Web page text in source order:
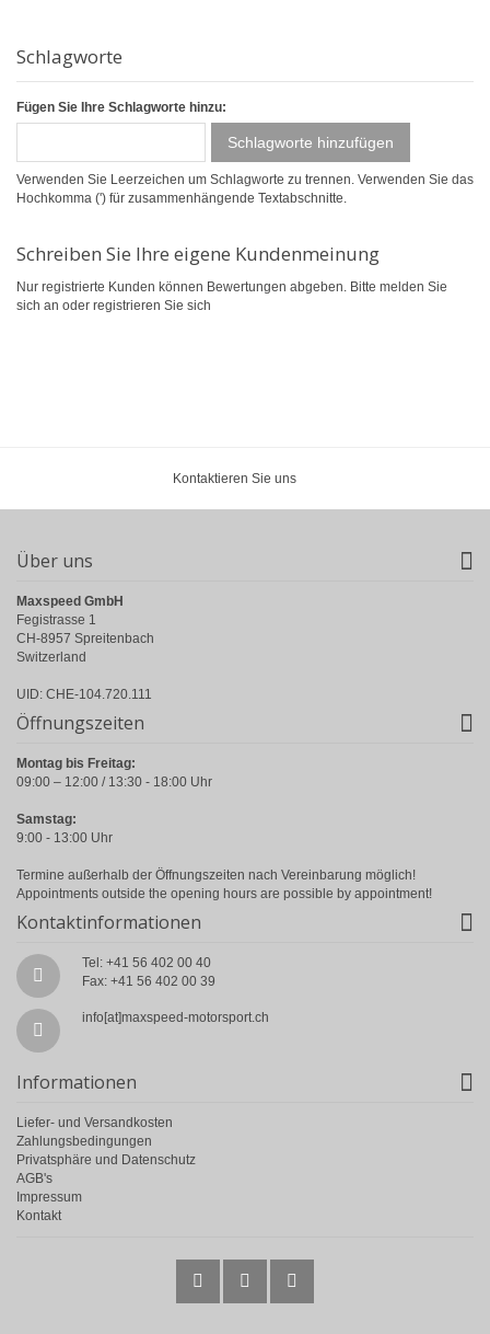
Schlagworte
Fügen Sie Ihre Schlagworte hinzu:
Schlagworte hinzufügen
Verwenden Sie Leerzeichen um Schlagworte zu trennen. Verwenden Sie das
Hochkomma (') für zusammenhängende Textabschnitte.
Schreiben Sie Ihre eigene Kundenmeinung
Nur registrierte Kunden können Bewertungen abgeben. Bitte melden Sie
sich an oder registrieren Sie sich
Kontaktieren Sie uns
Über uns
Maxspeed GmbH
Fegistrasse 1
CH-8957 Spreitenbach
Switzerland
UID: CHE-104.720.111
Öffnungszeiten
Montag bis Freitag:
09:00 – 12:00 / 13:30 - 18:00 Uhr
Samstag:
9:00 - 13:00 Uhr
Termine außerhalb der Öffnungszeiten nach Vereinbarung möglich!
Appointments outside the opening hours are possible by appointment!
Kontaktinformationen
Tel: +41 56 402 00 40
Fax: +41 56 402 00 39
info[at]maxspeed-motorsport.ch
Informationen
Liefer- und Versandkosten
Zahlungsbedingungen
Privatsphäre und Datenschutz
AGB's
Impressum
Kontakt